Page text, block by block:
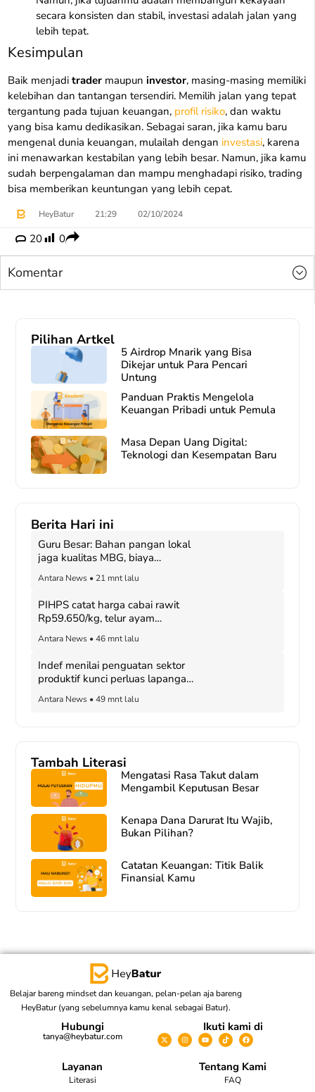
secara konsisten dan stabil, investasi adalah jalan yang
lebih tepat.
Kesimpulan
Baik menjaditrader maupuninvestor, masing-masing memiliki
kelebihan dan tantangan tersendiri. Memilih jalan yang tepat
tergantung pada tujuan keuangan, profil risiko, dan waktu
yang bisa kamu dedikasikan. Sebagai saran, jika kamu baru
mengenal dunia keuangan, mulailah dengan investasi, karena
ini menawarkan kestabilan yang lebih besar. Namun, jika kamu
sudah berpengalaman dan mampu menghadapi risiko, trading
bisa memberikan keuntungan yang lebih cepat.
HeyBatur 21:29 02/10/2024
20 0
Komentar
Pilihan Artkel
5 Airdrop Mnarik yang Bisa
Dikejar untuk Para Pencari
Untung
Panduan Praktis Mengelola
Keuangan Pribadi untuk Pemula
Masa Depan Uang Digital:
Teknologi dan Kesempatan Baru
Berita Hari ini
Guru Besar: Bahan pangan lokal
jaga kualitas MBG, biaya
Antara News• 21 mnt lalu
PIHPS catat harga cabai rawit
Rp59.650/kg, telur ayam
Antara News•46 mnt lalu
Indef menilai penguatan sektor
produktif kunci perluas lapangan
Antara News•49 mnt lalu
Tambah Literasi
Mengatasi Rasa Takut dalam
Mengambil Keputusan Besar
Kenapa Dana Darurat Itu Wajib,
Bukan Pilihan?
Catatan Keuangan: Titik Balik
Finansial Kamu
Belajar bareng mindset dan keuangan, pelan-pelan aja bareng
HeyBatur (yang sebelumnya kamu kenal sebagai Batur).
Hubungi
tanya@heybatur.com
Ikuti kami di
Layanan
Literasi
Tentang Kami
FAQ